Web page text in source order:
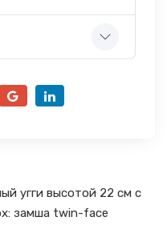
угги высотой 22 см с
замша twin-face